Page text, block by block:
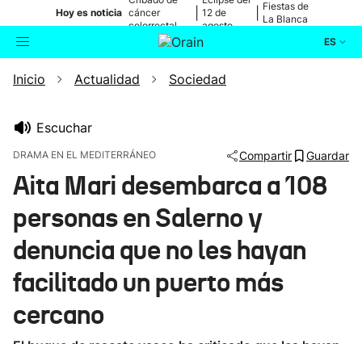
Hoy es noticia cáncer
colorrectal
12 de
agosto
Fiestas de
La Blanca
ES
Buscador Actualidad
Ikusmiran
Eguraldia
Inicio Actualidad Sociedad
Escuchar
DRAMA EN EL MEDITERRÁNEO Compartir Guardar
Aita Mari desembarca a 108
personas en Salerno y
denuncia que no les hayan
facilitado un puerto más
cercano